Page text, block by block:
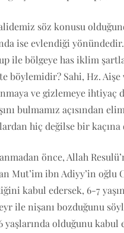
söz konusu
ise evlendiği
ile bölgeye has iklim
böylemidir? Sahi, Hz.
ve gizlemeye
bulmamız açısından
hiç değilse bir kaçına
önce, Allah
Mut’im ibn Adiyy’in oğlu
kabul edersek, 6-7
ile nişanı bozduğunu
yaşlarında olduğunu